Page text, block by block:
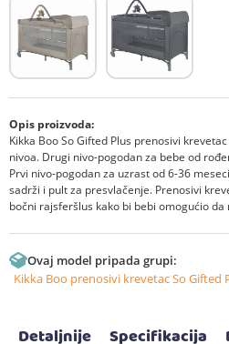
Opis proizvoda:
Kikka Boo So Gifted Plus prenosivi
nivoa. Drugi nivo-pogodan za bebe od
Prvi nivo-pogodan za uzrast od 6-36
sadrži i pult za presvlačenje. Prenosivi
bočni rajsferšlus kako bi bebi omogućio
Ovaj model pripada grupi:
Kikka Boo prenosivi krevetac So Gifted
Detaljnije Specifikacija